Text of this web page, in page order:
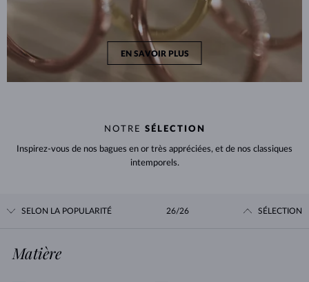
EN SAVOIR PLUS
NOTRE SÉLECTION
Inspirez-vous de nos bagues en or très appréciées, et de nos classiques
intemporels.
SELON LA POPULARITÉ 26/26 SÉLECTION
Matière